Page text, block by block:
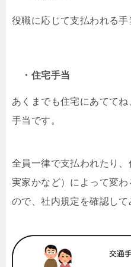
役職に応じて支払われる手
・住宅手当
あくまでも住宅にあてて
手当です。
全員一律で支払われたり
実家かなど）によって変
ので、社内規定を確認して